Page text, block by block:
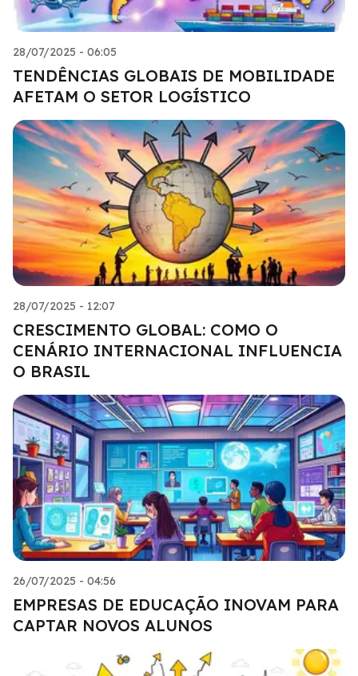
28/07/2025 - 06:05
TENDÊNCIAS GLOBAIS DE MOBILIDADE
AFETAM O SETOR LOGÍSTICO
28/07/2025 - 12:07
CRESCIMENTO GLOBAL: COMO O
CENÁRIO INTERNACIONAL INFLUENCIA
O BRASIL
26/07/2025 - 04:56
EMPRESAS DE EDUCAÇÃO INOVAM PARA
CAPTAR NOVOS ALUNOS